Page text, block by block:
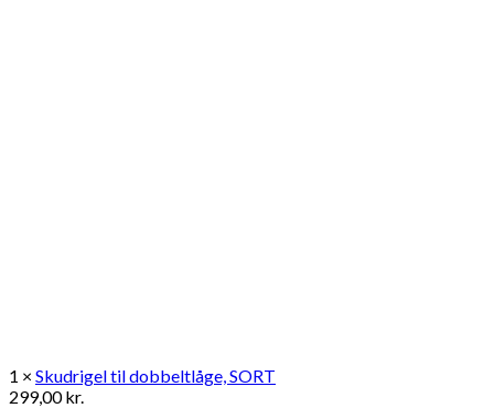
1 × Skudrigel til dobbeltlåge, SORT
299,00kr.